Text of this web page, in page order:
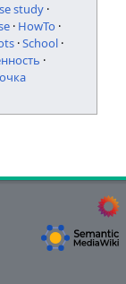
study ·
· HowTo ·
·School ·
·